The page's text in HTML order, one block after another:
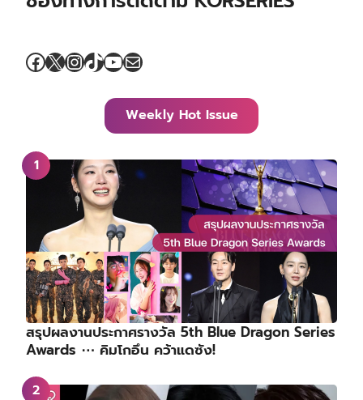
Facebook
X Instagram
TikTok
YouTube
Mail
Weekly Hot Issue
สรุปผลงานประกาศรางวัล 5th Blue Dragon Series
Awards ⋯ คิมโกอึน คว้าแดซัง!